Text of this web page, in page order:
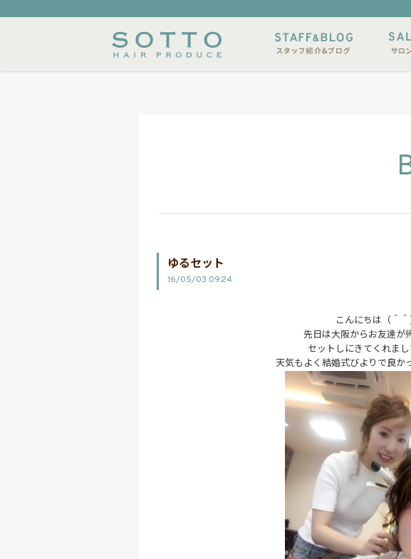
スタイルサンプル 店休日
ゆるセット
16/05/03 09:24
こんにちは（＾＾
先日は大阪からお友達が
セットしにきてくれまし
天気もよく結婚式びよりで良か